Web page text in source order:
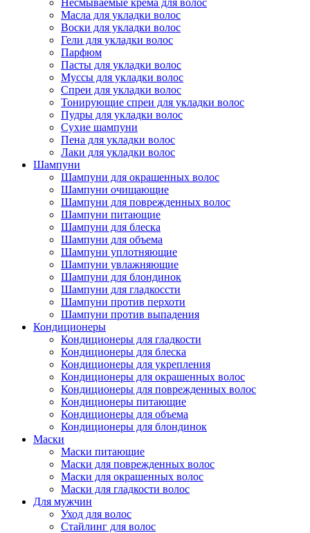
Несмываемые крема для волос
Масла для укладки волос
Воски для укладки волос
Гели для укладки волос
Парфюм
Пасты для укладки волос
Муссы для укладки волос
Спреи для укладки волос
Тонирующие спреи для укладки волос
Пудры для укладки волос
Сухие шампуни
Пена для укладки волос
Лаки для укладки волос
Шампуни
Шампуни для окрашенных волос
Шампуни очищающие
Шампуни для поврежденных волос
Шампуни питающие
Шампуни для блеска
Шампуни для объема
Шампуни уплотняющие
Шампуни увлажняющие
Шампуни для блондинок
Шампуни для гладкоссти
Шампуни против перхоти
Шампуни против выпадения
Кондиционеры
Кондиционеры для гладкости
Кондиционеры для блеска
Кондиционеры для укрепления
Кондиционеры для окрашенных волос
Кондиционеры для поврежденных волос
Кондиционеры питающие
Кондиционеры для объема
Кондиционеры для блондинок
Маски
Маски питающие
Маски для поврежденных волос
Маски для окрашенных волос
Маски для гладкости волос
Для мужчин
Уход для волос
Стайлинг для волос